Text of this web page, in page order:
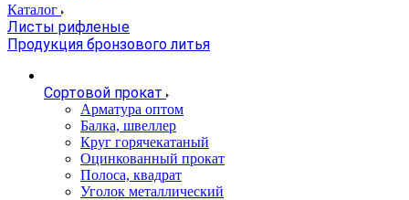
Каталог
Листы рифленые
Продукция бронзового литья
Сортовой прокат
Арматура оптом
Балка, швеллер
Круг горячекатаный
Оцинкованный прокат
Полоса, квадрат
Уголок металлический